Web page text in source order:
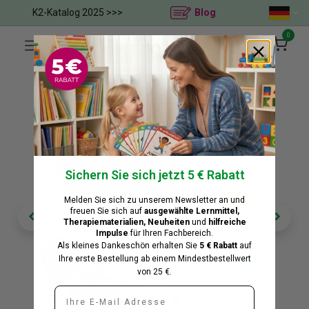
K2-Katalog 2025 >>> Blog
0
Sichern Sie sich jetzt 5 € Rabatt
Melden Sie sich zu unserem Newsletter an und
freuen Sie sich auf ausgewählte Lernmittel,
Therapiematerialien, Neuheiten und hilfreiche
Impulse für Ihren Fachbereich.
Als kleines Dankeschön erhalten Sie 5 € Rabatt auf
Ihre erste Bestellung ab einem Mindestbestellwert
von 25 €.
E-Mail